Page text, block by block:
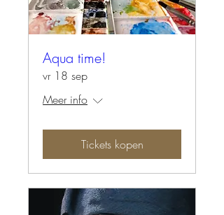
Aqua time!
vr 18 sep
Meer info
Tickets kopen